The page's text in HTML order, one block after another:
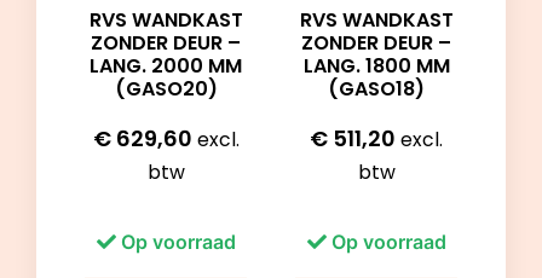
RVS WANDKAST
ZONDER DEUR –
LANG. 2000 MM
(GASO20)
€629,60 excl.
btw
Op voorraad
RVS WANDKAST
ZONDER DEUR –
LANG. 1800 MM
(GASO18)
€ 511,20 excl.
btw
Op voorraad